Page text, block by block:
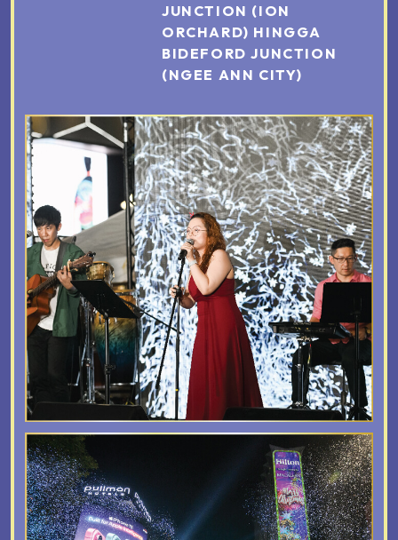
JUNCTION (ION
ORCHARD) HINGGA
BIDEFORD JUNCTION
(NGEE ANN CITY)